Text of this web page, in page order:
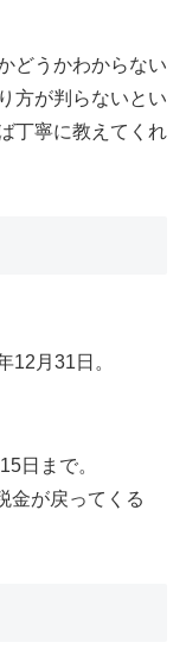
どうかわからない
方が判らないとい
丁寧に教えてくれ
12月31日。
日まで。
金が戻ってくる